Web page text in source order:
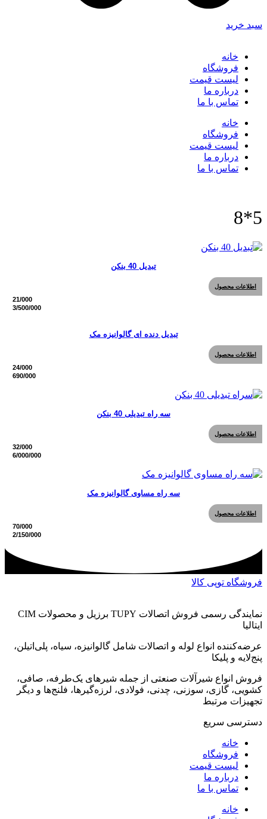
سبد خرید
خانه
فروشگاه
لیست قیمت
درباره ما
تماس با ما
خانه
فروشگاه
لیست قیمت
درباره ما
تماس با ما
5*8
تبدیل 40 بنکن
اطلاعات محصول
تبدیل دنده ای گالوانیزه مک
اطلاعات محصول
سه راه تبدیلی 40 بنکن
اطلاعات محصول
سه راه مساوی گالوانیزه مک
اطلاعات محصول
فروشگاه توپی کالا
نمایندگی رسمی فروش اتصالات TUPY برزیل و محصولات CIM
ایتالیا
عرضه‌کننده انواع لوله و اتصالات شامل گالوانیزه، سیاه، پلی‌اتیلن،
پنج‌لایه و پلیکا
فروش انواع شیرآلات صنعتی از جمله شیرهای یک‌طرفه، صافی،
کشویی، گازی، سوزنی، چدنی، فولادی، لرزه‌گیرها، فلنج‌ها و دیگر
تجهیزات مرتبط
دسترسی سریع
خانه
فروشگاه
لیست قیمت
درباره ما
تماس با ما
خانه